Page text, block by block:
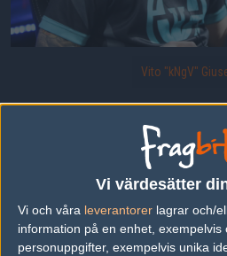
Vi värdesätter
Vi och våra leverantorer lagrar och/
information på en enhet,
personuppgifter, exempelvis unika
Vito "kNgV"
Vito "kNg" Giuseppe för Immortals.
Uppladdad 2017-07-16 23:49 i galleriet
DELA DETTA PÅ INTERNET